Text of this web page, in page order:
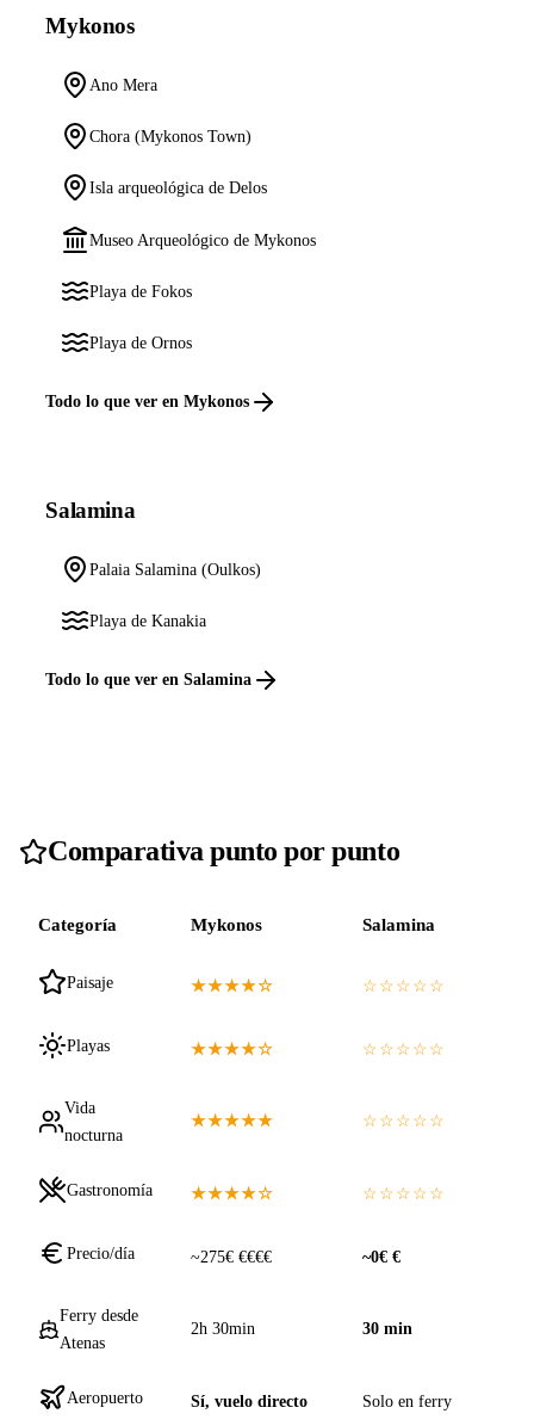
Mykonos
Ano Mera
Chora (Mykonos Town)
Isla arqueológica de Delos
Museo Arqueológico de Mykonos
Playa de Fokos
Playa de Ornos
Todo lo que ver en Mykonos
Salamina
Palaia Salamina (Oulkos)
Playa de Kanakia
Todo lo que ver en Salamina
Comparativa punto por punto
Categoría Mykonos Salamina
Paisaje ★★★★☆ ☆☆☆☆☆
Playas ★★★★☆ ☆☆☆☆☆
Vida
nocturna
★★★★★ ☆☆☆☆☆
Gastronomía ★★★★☆ ☆☆☆☆☆
Precio/día ~275€ €€€€ ~0€ €
Ferry desde
Atenas
2h 30min 30 min
Aeropuerto Sí, vuelo directo Solo en ferry